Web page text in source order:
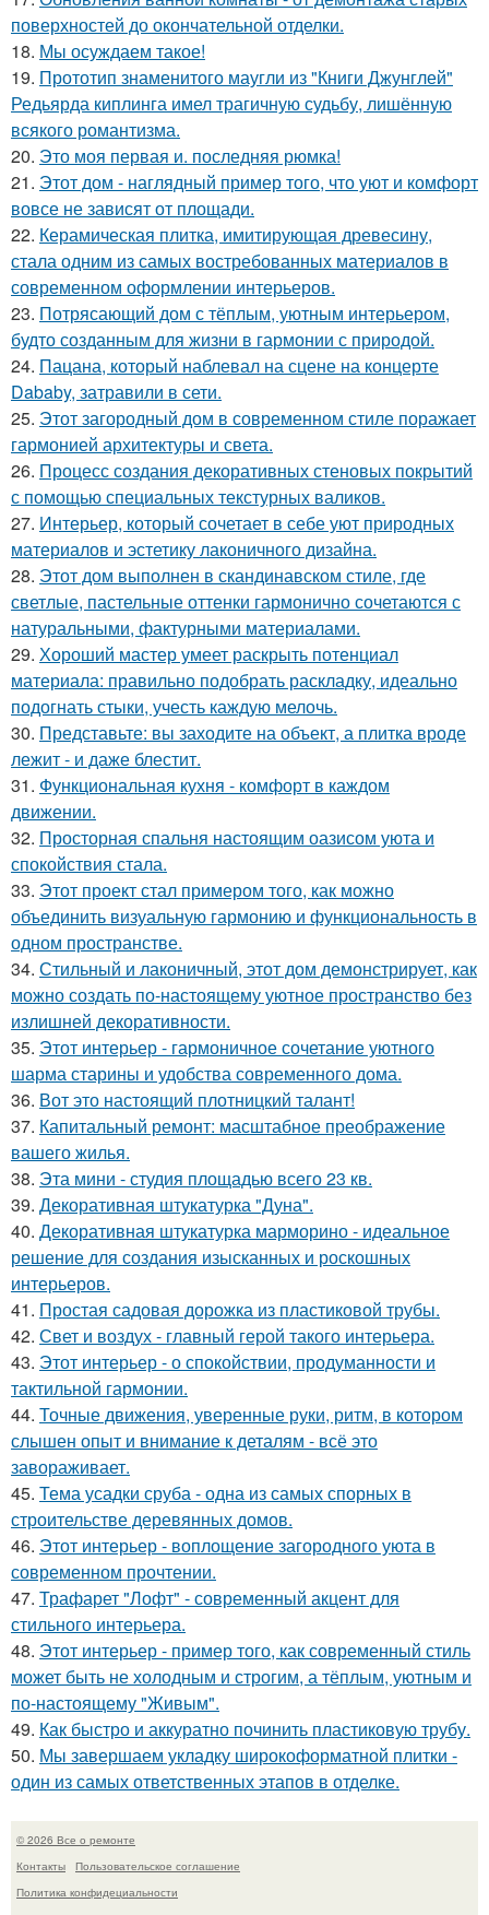
поверхностей до окончательной отделки.
18. Мы осуждаем такое!
19. Прототип знаменитого маугли из "Книги Джунглей"
Редьярда киплинга имел трагичную судьбу, лишённую
всякого романтизма.
20. Это моя первая и. последняя рюмка!
21. Этот дом - наглядный пример того, что уют и комфорт
вовсе не зависят от площади.
22. Керамическая плитка, имитирующая древесину,
стала одним из самых востребованных материалов в
современном оформлении интерьеров.
23. Потрясающий дом с тёплым, уютным интерьером,
будто созданным для жизни в гармонии с природой.
24. Пацана, который наблевал на сцене на концерте
Dababy, затравили в сети.
25. Этот загородный дом в современном стиле поражает
гармонией архитектуры и света.
26. Процесс создания декоративных стеновых покрытий
с помощью специальных текстурных валиков.
27. Интерьер, который сочетает в себе уют природных
материалов и эстетику лаконичного дизайна.
28. Этот дом выполнен в скандинавском стиле, где
светлые, пастельные оттенки гармонично сочетаются с
натуральными, фактурными материалами.
29. Хороший мастер умеет раскрыть потенциал
материала: правильно подобрать раскладку, идеально
подогнать стыки, учесть каждую мелочь.
30. Представьте: вы заходите на объект, а плитка вроде
лежит - и даже блестит.
31. Функциональная кухня - комфорт в каждом
движении.
32. Просторная спальня настоящим оазисом уюта и
спокойствия стала.
33. Этот проект стал примером того, как можно
объединить визуальную гармонию и функциональность в
одном пространстве.
34. Стильный и лаконичный, этот дом демонстрирует, как
можно создать по-настоящему уютное пространство без
излишней декоративности.
35. Этот интерьер - гармоничное сочетание уютного
шарма старины и удобства современного дома.
36. Вот это настоящий плотницкий талант!
37. Капитальный ремонт: масштабное преображение
вашего жилья.
38. Эта мини - студия площадью всего 23 кв.
39. Декоративная штукатурка "Дуна".
40. Декоративная штукатурка марморино - идеальное
решение для создания изысканных и роскошных
интерьеров.
41. Простая садовая дорожка из пластиковой трубы.
42. Свет и воздух - главный герой такого интерьера.
43. Этот интерьер - о спокойствии, продуманности и
тактильной гармонии.
44. Точные движения, уверенные руки, ритм, в котором
слышен опыт и внимание к деталям - всё это
завораживает.
45. Тема усадки сруба - одна из самых спорных в
строительстве деревянных домов.
46. Этот интерьер - воплощение загородного уюта в
современном прочтении.
47. Трафарет "Лофт" - современный акцент для
стильного интерьера.
48. Этот интерьер - пример того, как современный стиль
может быть не холодным и строгим, а тёплым, уютным и
по-настоящему "Живым".
49. Как быстро и аккуратно починить пластиковую трубу.
50. Мы завершаем укладку широкоформатной плитки -
один из самых ответственных этапов в отделке.
© 2026 Все о ремонте
Контакты
Пользовательское соглашение
Политика конфидециальности